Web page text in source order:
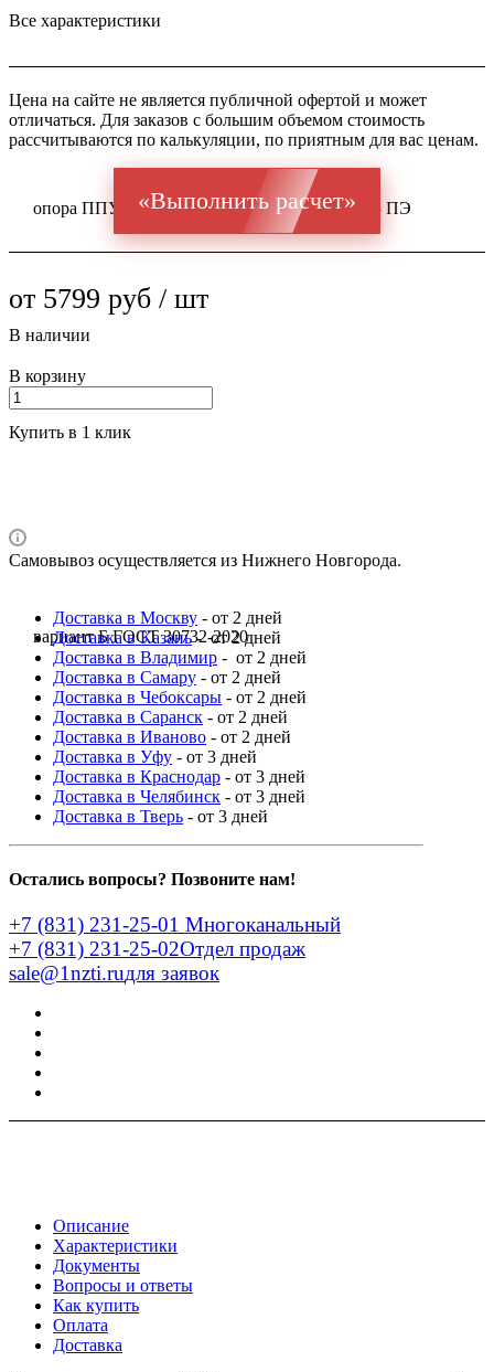
опора ППУ ГОСТ 20295 Ст 10-20 57x3,5 / 125 ПЭ
вариант Б ГОСТ 30732-2020
Все характеристики
Цена на сайте не является публичной офертой и может
отличаться. Для заказов с большим объемом стоимость
рассчитываются по калькуляции, по приятным для вас ценам.
«Выполнить расчет»
от 5799 руб / шт
В наличии
В корзину
Купить в 1 клик
Самовывоз осуществляется из Нижнего Новгорода.
Доставка в Москву - от 2 дней
Доставка в Казань- от 2 дней
Доставка в Владимир - от 2 дней
Доставка в Самару - от 2 дней
Доставка в Чебоксары - от 2 дней
Доставка в Саранск - от 2 дней
Доставка в Иваново - от 2 дней
Доставка в Уфу - от 3 дней
Доставка в Краснодар - от 3 дней
Доставка в Челябинск - от 3 дней
Доставка в Тверь - от 3 дней
Остались вопросы? Позвоните нам!
+7 (831) 231-25-01 Многоканальный
+7 (831) 231-25-02Отдел продаж
sale@1nzti.ruдля заявок
Описание
Характеристики
Документы
Вопросы и ответы
Как купить
Оплата
Доставка